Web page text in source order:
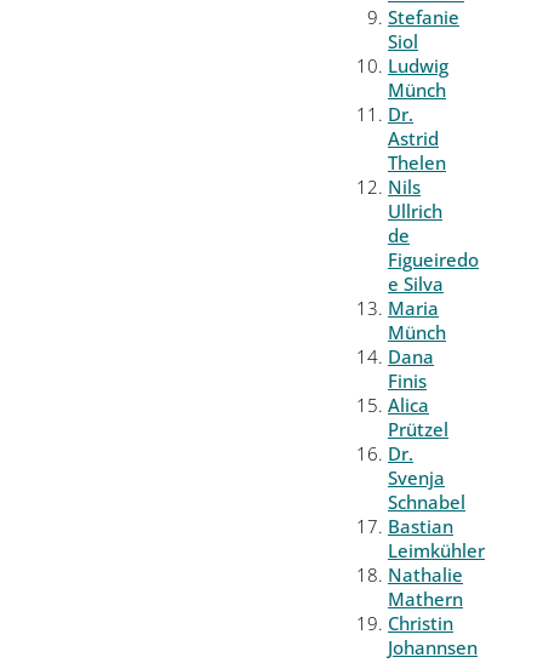
Stefanie
Siol
Ludwig
Münch
Dr.
Astrid
Thelen
Nils
Ullrich
de
Figueiredo
e Silva
Maria
Münch
Dana
Finis
Alica
Prützel
Dr.
Svenja
Schnabel
Bastian
Leimkühler
Nathalie
Mathern
Christin
Johannsen